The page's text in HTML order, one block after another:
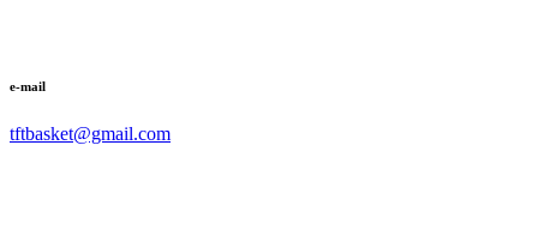
e-mail
tftbasket@gmail.com